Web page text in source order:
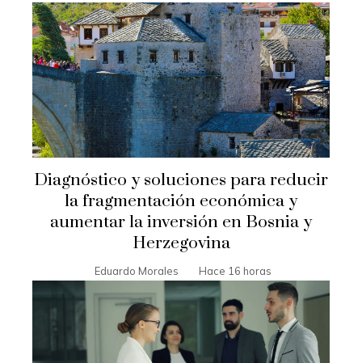
Diagnóstico y soluciones para reducir
la fragmentación económica y
aumentar la inversión en Bosnia y
Herzegovina
Eduardo Morales Hace 16 horas